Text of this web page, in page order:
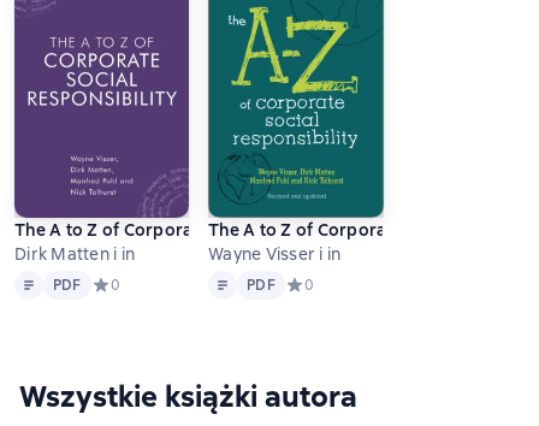
The A to Z of Corporate Social Responsibility
Dirk Matten i in
Tekst PDF
PDF Средний рейтинг 0 на основе 0 оценок
0
The A to Z of Corporate Social
Wayne Visser i in
Tekst PDF
PDF Средний рейтинг 0 на основе 0
0
Wszystkie książki autora